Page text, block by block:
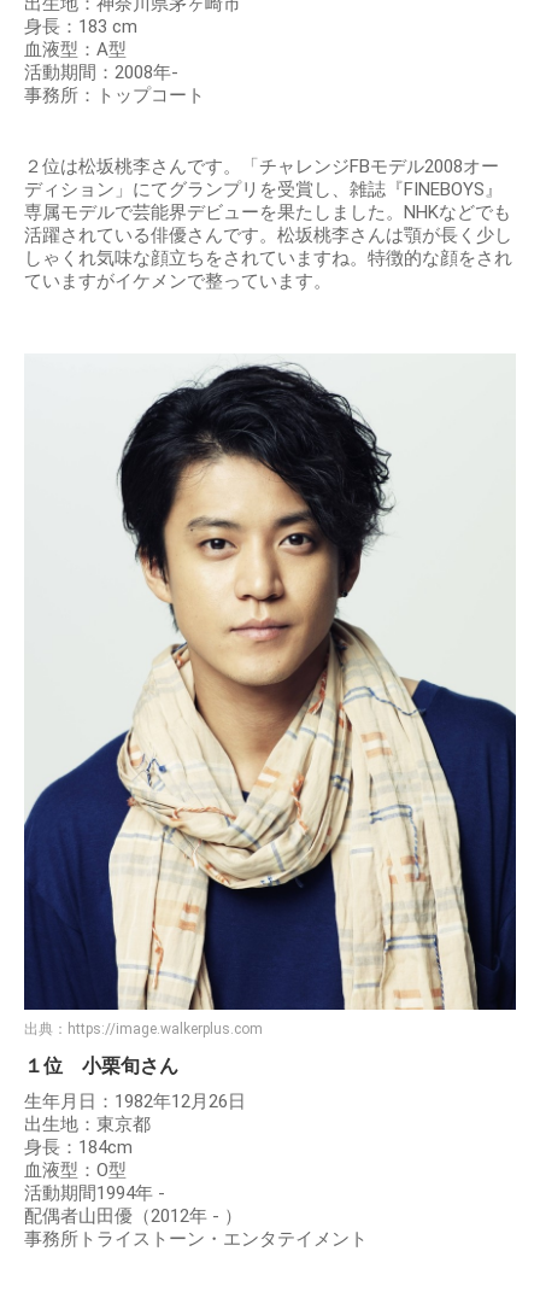
身長：183 cm
血液型：A型
活動期間：2008年-
事務所：トップコート
２位は松坂桃李さんです。「チャレンジFBモデル2008オー
ディション」にてグランプリを受賞し、雑誌『FINEBOYS』
専属モデルで芸能界デビューを果たしました。NHKなどでも
活躍されている俳優さんです。松坂桃李さんは顎が長く少し
しゃくれ気味な顔立ちをされていますね。特徴的な顔をされ
ていますがイケメンで整っています。
出典： https://image.walkerplus.com
１位 小栗旬さん
生年月日：1982年12月26日
出生地：東京都
身長：184cm
血液型：O型
活動期間1994年 -
配偶者山田優（2012年 - ）
事務所トライストーン・エンタテイメント